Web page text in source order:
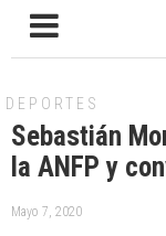
DEPORTES
Sebastián
la ANFP y
Mayo 7, 2020